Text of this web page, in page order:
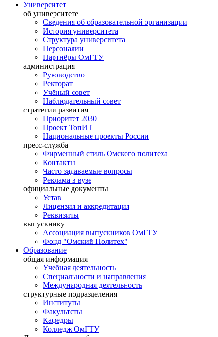
Университет
об университете
Сведения об образовательной организации
История университета
Структура университета
Персоналии
Партнёры ОмГТУ
администрация
Руководство
Ректорат
Учёный совет
Наблюдательный совет
стратегии развития
Приоритет 2030
Проект ТопИТ
Национальные проекты России
пресс-служба
Фирменный стиль Омского политеха
Контакты
Часто задаваемые вопросы
Реклама в вузе
официальные документы
Устав
Лицензия и аккредитация
Реквизиты
выпускнику
Ассоциация выпускников ОмГТУ
Фонд "Омский Политех"
Образование
общая информация
Учебная деятельность
Специальности и направления
Международная деятельность
структурные подразделения
Институты
Факультеты
Кафедры
Колледж ОмГТУ